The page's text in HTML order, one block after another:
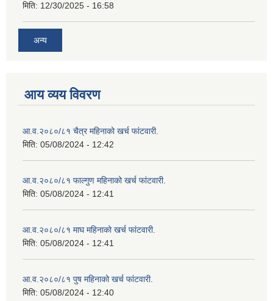
मिति: 12/30/2025 - 16:58
अन्य
आय व्यय विवरण
आ.व.२०८०/८१ चैत्र महिनाको खर्च फांटवारी.
मिति: 05/08/2024 - 12:42
आ.व.२०८०/८१ फाल्गुण महिनाको खर्च फांटवारी.
मिति: 05/08/2024 - 12:41
आ.व.२०८०/८१ माघ महिनाको खर्च फांटवारी.
मिति: 05/08/2024 - 12:41
आ.व.२०८०/८१ पुष महिनाको खर्च फांटवारी.
मिति: 05/08/2024 - 12:40